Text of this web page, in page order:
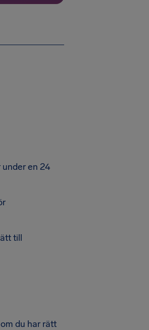
en 24
till
du har rätt